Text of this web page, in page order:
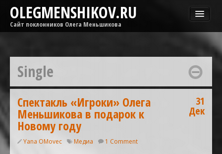
OLEGMENSHIKOV.RU
Сайт поклонников Олега Меньшикова
Афиша
Гастроли
Медиа
ОМГ
Фильмы
Single
Спектакль «Игроки» Олега
Меньшикова в подарок к
Новому году
Yana OMovec Медиа 1 Comment
31
Дек